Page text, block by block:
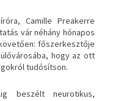
Camille Preakerre
vár néhány hónapos
főszerkesztője
hogy az ott
tudósítson.
beszélt neurotikus,